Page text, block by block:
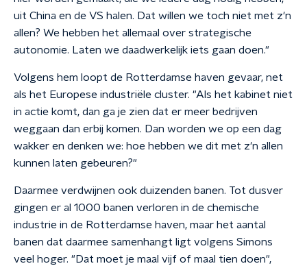
uit China en de VS halen. Dat willen we toch niet met z'n
allen? We hebben het allemaal over strategische
autonomie. Laten we daadwerkelijk iets gaan doen."
Volgens hem loopt de Rotterdamse haven gevaar, net
als het Europese industriële cluster. "Als het kabinet niet
in actie komt, dan ga je zien dat er meer bedrijven
weggaan dan erbij komen. Dan worden we op een dag
wakker en denken we: hoe hebben we dit met z'n allen
kunnen laten gebeuren?"
Daarmee verdwijnen ook duizenden banen. Tot dusver
gingen er al 1000 banen verloren in de chemische
industrie in de Rotterdamse haven, maar het aantal
banen dat daarmee samenhangt ligt volgens Simons
veel hoger. "Dat moet je maal vijf of maal tien doen",